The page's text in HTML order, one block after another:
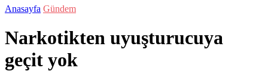
Anasayfa Gündem
Narkotikten uyuşturucuya
geçit yok